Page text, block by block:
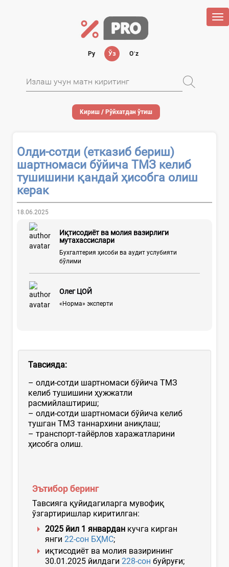
Ру Ўз Oʻz
Кириш / Рўйхатдан ўтиш
Олди-сотди (етказиб бериш)
шартномаси бўйича ТМЗ келиб
тушишини қандай ҳисобга олиш
керак
18.06.2025
Иқтисодиёт ва молия вазирлиги
мутахассислари
Бухгалтерия ҳисоби ва аудит услубияти
бўлими
Олег ЦОЙ
«Норма» эксперти
Тавсияда:
– олди-сотди шартномаси бўйича ТМЗ
келиб тушишини ҳужжатли
расмийлаштириш;
– олди-сотди шартномаси бўйича келиб
тушган ТМЗ таннархини аниқлаш;
– транспорт-тайёрлов харажатларини
ҳисобга олиш.
Эътибор беринг
Тавсияга қуйидагиларга мувофиқ
ўзгартиришлар киритилган:
2025 йил 1 январдан кучга кирган
янги 22-сон БҲМС;
иқтисодиёт ва молия вазирининг
30.01.2025 йилдаги 228-сон буйруғи;